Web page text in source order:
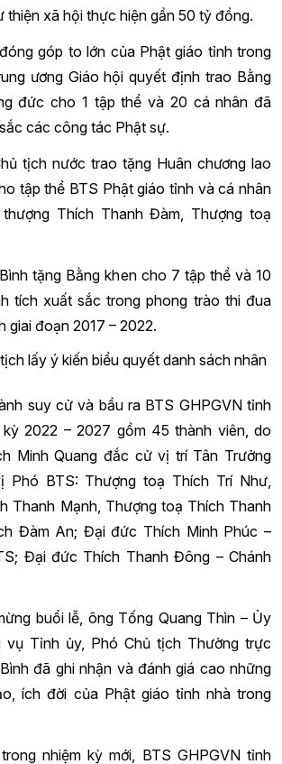
thiện xã hội thực hiện gần 50 tỷ đồng.
góp to lớn của Phật giáo tỉnh trong
ương Giáo hội quyết định trao Bằng
đức cho 1 tập thể và 20 cá nhân đã
các công tác Phật sự.
tịch nước trao tặng Huân chương lao
tập thể BTS Phật giáo tỉnh và cá nhân
Thích Thanh Đàm, Thượng toạ
tặng Bằng khen cho 7 tập thể và 10
tích xuất sắc trong phong trào thi đua
giai đoạn 2017 – 2022.
lấy ý kiến biểu quyết danh sách nhân
suy cử và bầu ra BTS GHPGVN tỉnh
kỳ 2022 – 2027 gồm 45 thành viên, do
Minh Quang đắc cử vị trí Tân Trưởng
Phó BTS: Thượng toạ Thích Trí Như,
Thanh Mạnh, Thượng toạ Thích Thanh
Đàm An; Đại đức Thích Minh Phúc –
Đại đức Thích Thanh Đông – Chánh
buổi lễ, ông Tống Quang Thìn – Ủy
vụ Tỉnh ủy, Phó Chủ tịch Thường trực
đã ghi nhận và đánh giá cao những
ích đời của Phật giáo tỉnh nhà trong
nhiệm kỳ mới, BTS GHPGVN tỉnh